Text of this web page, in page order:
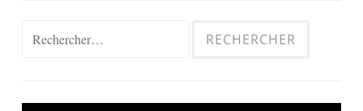
Rechercher :